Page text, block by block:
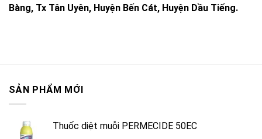
Bàng, Tx Tân Uyên, Huyện Bến Cát, Huyện Dầu Tiếng.
SẢN PHẨM MỚI
Thuốc diệt muỗi PERMECIDE 50EC